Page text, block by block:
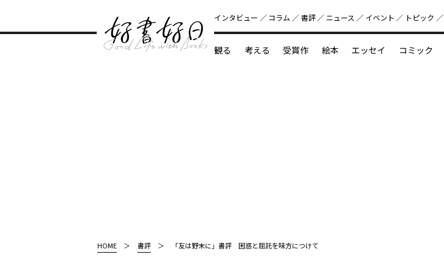
好書好日
インタビュー コラム 書評 ニュース イベント トピック
観る 考える 受賞作 絵本 エッセイ コミック
HOME 書評 「友は野末に」書評 困惑と屈託を味方につけて